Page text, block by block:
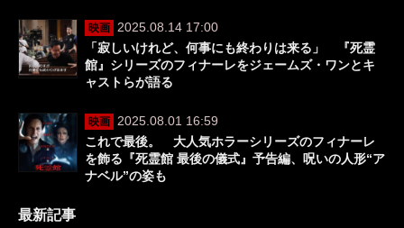
映画
2025.08.14 17:00
「寂しいけれど、何事にも終わりは来る」 『死霊
館』シリーズのフィナーレをジェームズ・ワンとキ
ャストらが語る
映画
2025.08.01 16:59
これで最後。 大人気ホラーシリーズのフィナーレ
を飾る『死霊館 最後の儀式』予告編、呪いの人形“ア
ナベル”の姿も
最新記事